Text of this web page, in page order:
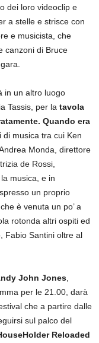
dei loro videoclip e
a stelle e strisce con
e musicista, che
canzoni di Bruce
in un altro luogo
Tassis, per la tavola
Quando era
di musica tra cui Ken
Monda, direttore
de Rossi,
musica, e in
un proprio
è venuta un po’ a
rotonda altri ospiti ed
Fabio Santini oltre al
John Jones
per le 21.00, darà
che a partire dalle
sul palco del
Reloaded